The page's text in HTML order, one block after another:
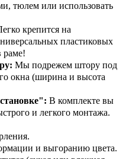
тюлем или использовать
крепится на
пластиковых
раме!
Мы подрежем штору под
окна (ширина и высота
В комплекте вы
и легкого монтажа.
и выгоранию цвета.